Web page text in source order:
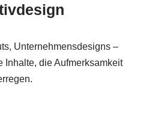
Unternehmensdesigns –
Inhalte, die Aufmerksamkeit